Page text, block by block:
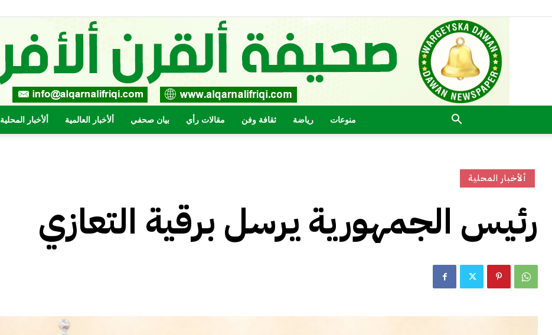
القرن
ألأخبار المحلية ألأخبار العالمية بيان صحفي مقالات رأي ثقافة وفن رياضة منوعات
ألأخبار المحلية
رئيس الجمهورية يرسل برقية التعازي